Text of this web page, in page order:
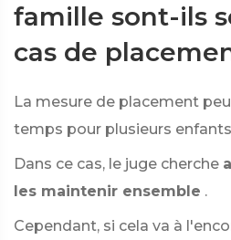
famille sont-ils
cas de
La mesure de placement
temps pour plusieurs
Dans ce cas, le juge cherche
les maintenir ensemble .
Cependant, si cela va à